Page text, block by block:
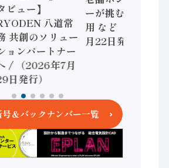
ビュー】
八道常
共創のソリュー
ョンパートナー
/ （2026年7月
日発行）
ーが挑むデータ活
用 など（2026年7
月22日発行）
＆バックナンバー一覧